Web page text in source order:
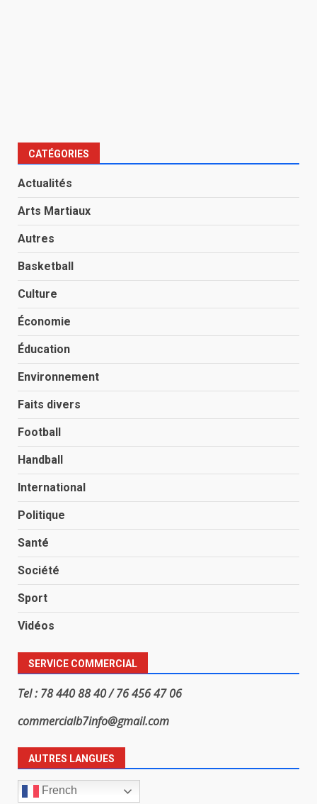
CATÉGORIES
Actualités
Arts Martiaux
Autres
Basketball
Culture
Économie
Éducation
Environnement
Faits divers
Football
Handball
International
Politique
Santé
Société
Sport
Vidéos
SERVICE COMMERCIAL
Tel : 78 440 88 40 / 76 456 47 06
commercialb7info@gmail.com
AUTRES LANGUES
French